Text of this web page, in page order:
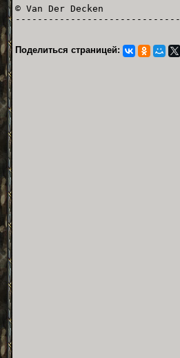
© Van Der Decken
------------------------------
Поделиться страницей: